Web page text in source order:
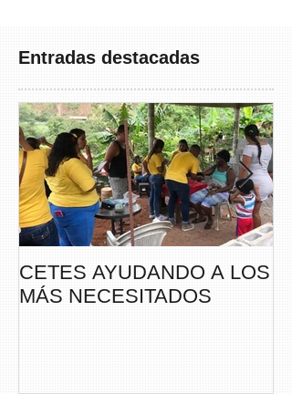
Entradas destacadas
CETES AYUDANDO A LOS
MÁS NECESITADOS